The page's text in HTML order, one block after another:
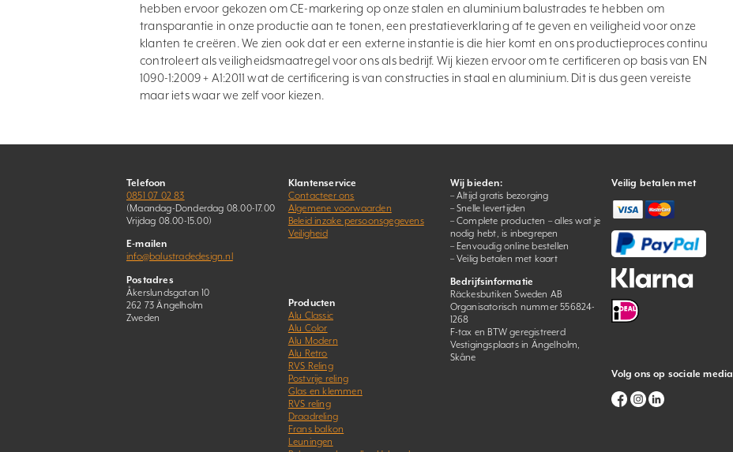
hebben ervoor gekozen om CE-markering op onze stalen en aluminium balustrades te hebben om
transparantie in onze productie aan te tonen, een prestatieverklaring af te geven en veiligheid voor onze
klanten te creëren. We zien ook dat er een externe instantie is die hier komt en ons productieproces continu
controleert als veiligheidsmaatregel voor ons als bedrijf. Wij kiezen ervoor om te certificeren op basis van EN
1090-1:2009 + A1:2011 wat de certificering is van constructies in staal en aluminium. Dit is dus geen vereiste
maar iets waar we zelf voor kiezen.
Telefoon
0851 07 02 83
(Maandag-Donderdag 08.00-17.00
Vrijdag 08.00-15.00)
E-mailen
info@balustradedesign.nl
Postadres
Åkerslundsgatan 10
262 73 Ängelholm
Zweden
Klantenservice
Contacteer ons
Algemene voorwaarden
Beleid inzake persoonsgegevens
Veiligheid
Producten
Alu Classic
Alu Color
Alu Modern
Alu Retro
RVS Reling
Postvrije reling
Glas en klemmen
RVS reling
Draadreling
Frans balkon
Leuningen
Wij bieden:
– Altijd gratis bezorging
– Snelle levertijden
– Complete producten – alles wat je
nodig hebt, is inbegrepen
– Eenvoudig online bestellen
– Veilig betalen met kaart
Bedrijfsinformatie
Räckesbutiken Sweden AB
Organisatorisch nummer 556824-
1268
F-tax en BTW geregistreerd
Vestigingsplaats in Ängelholm,
Skåne
Veilig betalen met
Volg ons op sociale media